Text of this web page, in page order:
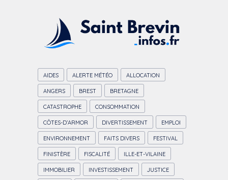
AIDES ALERTE MÉTÉO ALLOCATION
ANGERS BREST BRETAGNE
CATASTROPHE CONSOMMATION
CÔTES-D’ARMOR DIVERTISSEMENT EMPLOI
ENVIRONNEMENT FAITS DIVERS FESTIVAL
FINISTÈRE FISCALITÉ ILLE-ET-VILAINE
IMMOBILIER INVESTISSEMENT JUSTICE